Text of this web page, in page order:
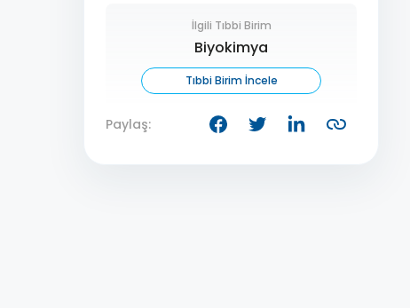
İlgili Tıbbi Birim
Biyokimya
Tıbbi Birim İncele
Paylaş: